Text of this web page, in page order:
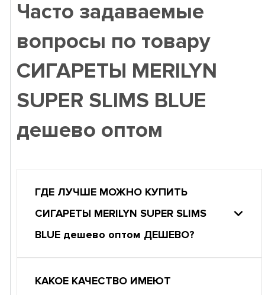
Часто задаваемые
вопросы по товару
СИГАРЕТЫ MERILYN
SUPER SLIMS BLUE
дешево оптом
ГДЕ ЛУЧШЕ МОЖНО КУПИТЬ
СИГАРЕТЫ MERILYN SUPER SLIMS
BLUE дешево оптом ДЕШЕВО?
КАКОЕ КАЧЕСТВО ИМЕЮТ